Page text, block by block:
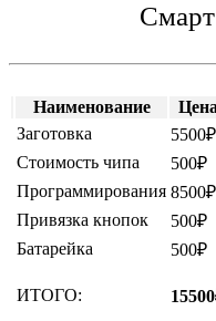
Наименование
Цена
Заготовка
5500₽
Стоимость чипа
500₽
Программирования 8500₽
Привязка кнопок
500₽
Батарейка
500₽
ИТОГО: